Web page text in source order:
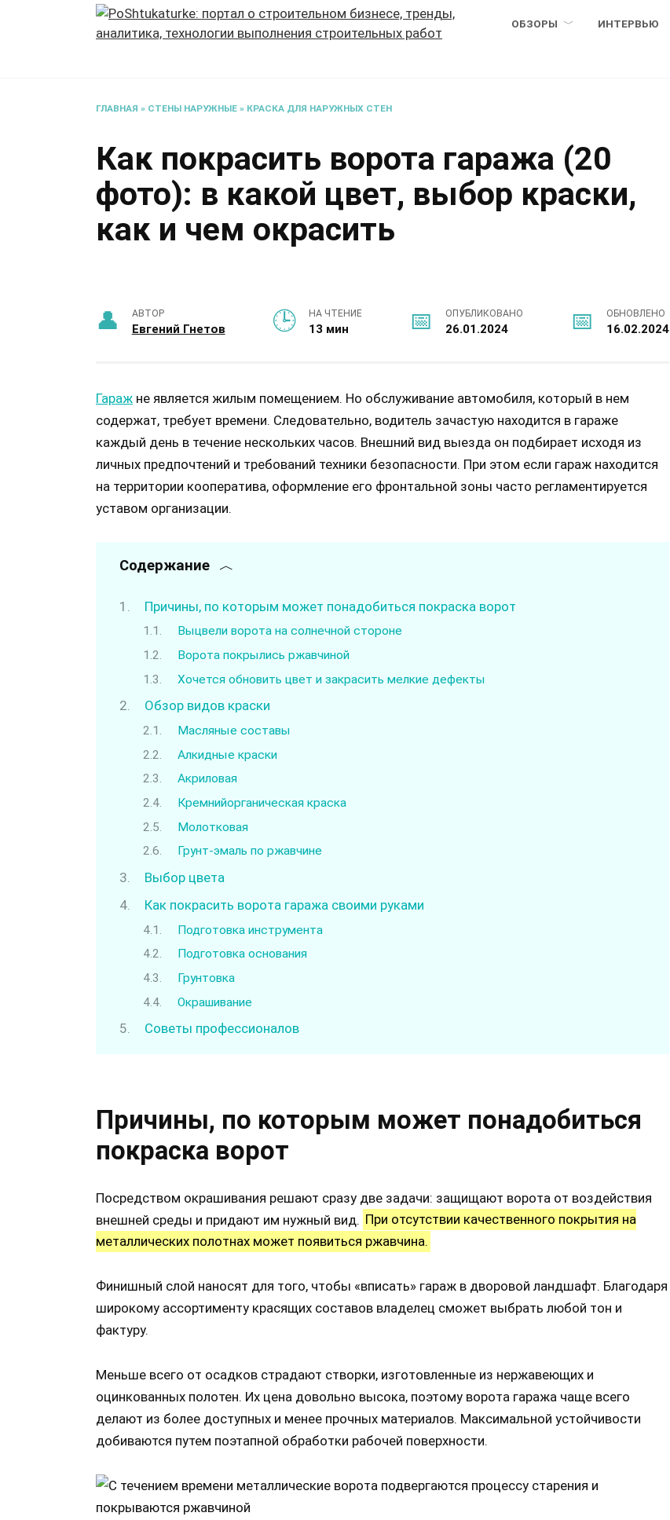
ОБЗОРЫ ИНТЕРВЬЮ
ГЛАВНАЯ » СТЕНЫ НАРУЖНЫЕ » КРАСКА ДЛЯ НАРУЖНЫХ СТЕН
Как покрасить ворота гаража (20
фото): в какой цвет, выбор краски,
как и чем окрасить
АВТОР
Евгений Гнетов
НА ЧТЕНИЕ
13 мин
ОПУБЛИКОВАНО
26.01.2024
ОБНОВЛЕНО
16.02.2024
Гараж не является жилым помещением. Но обслуживание автомобиля, который в нем
содержат, требует времени. Следовательно, водитель зачастую находится в гараже
каждый день в течение нескольких часов. Внешний вид выезда он подбирает исходя из
личных предпочтений и требований техники безопасности. При этом если гараж находится
на территории кооператива, оформление его фронтальной зоны часто регламентируется
уставом организации.
Содержание
Причины, по которым может понадобиться покраска ворот
Выцвели ворота на солнечной стороне
Ворота покрылись ржавчиной
Хочется обновить цвет и закрасить мелкие дефекты
Обзор видов краски
Масляные составы
Алкидные краски
Акриловая
Кремнийорганическая краска
Молотковая
Грунт-эмаль по ржавчине
Выбор цвета
Как покрасить ворота гаража своими руками
Подготовка инструмента
Подготовка основания
Грунтовка
Окрашивание
Советы профессионалов
Причины, по которым может понадобиться
покраска ворот
Посредством окрашивания решают сразу две задачи: защищают ворота от воздействия
внешней среды и придают им нужный вид. При отсутствии качественного покрытия на
металлических полотнах может появиться ржавчина.
Финишный слой наносят для того, чтобы «вписать» гараж в дворовой ландшафт. Благодаря
широкому ассортименту красящих составов владелец сможет выбрать любой тон и
фактуру.
Меньше всего от осадков страдают створки, изготовленные из нержавеющих и
оцинкованных полотен. Их цена довольно высока, поэтому ворота гаража чаще всего
делают из более доступных и менее прочных материалов. Максимальной устойчивости
добиваются путем поэтапной обработки рабочей поверхности.